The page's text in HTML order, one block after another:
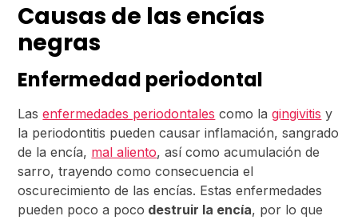
Causas de las encías
negras
Enfermedad periodontal
Lasenfermedades periodontales como lagingivitis y
la periodontitis pueden causar inflamación, sangrado
de la encía, mal aliento, así como acumulación de
sarro, trayendo como consecuencia el
oscurecimiento de las encías. Estas enfermedades
pueden poco a poco destruir la encía, por lo que